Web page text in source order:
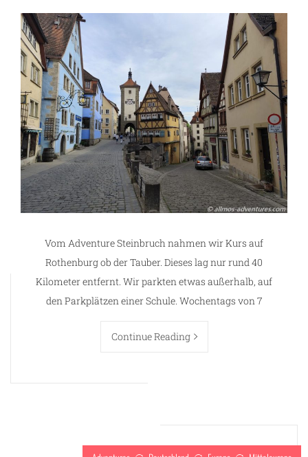
Vom Adventure Steinbruch nahmen wir Kurs auf
Rothenburg ob der Tauber. Dieses lag nur rund 40
Kilometer entfernt. Wir parkten etwas außerhalb, auf
den Parkplätzen einer Schule. Wochentags von 7
Continue Reading